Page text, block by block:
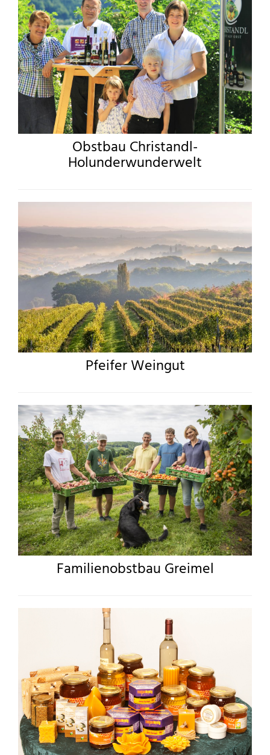
Obstbau Christandl-
Holunderwunderwelt
Pfeifer Weingut
Familienobstbau Greimel